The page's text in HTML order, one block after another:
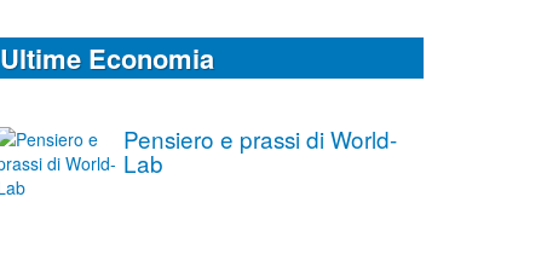
Ultime Economia
Pensiero e prassi di World-
Lab